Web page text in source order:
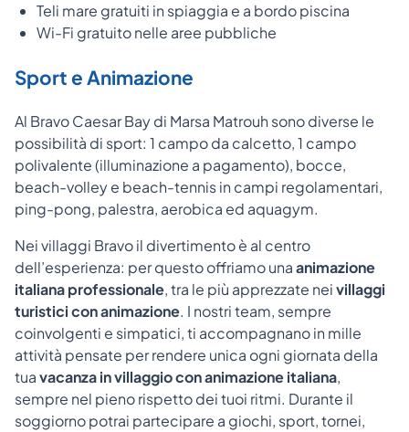
Teli mare gratuiti in spiaggia e a bordo piscina
Wi-Fi gratuito nelle aree pubbliche
Sport e Animazione
Al Bravo Caesar Bay di Marsa Matrouh sono diverse le
possibilità di sport: 1 campo da calcetto, 1 campo
polivalente (illuminazione a pagamento), bocce,
beach-volley e beach-tennis in campi regolamentari,
ping-pong, palestra, aerobica ed aquagym.
Nei villaggi Bravo il divertimento è al centro
dell’esperienza: per questo offriamo unaanimazione
italiana professionale, tra le più apprezzate neivillaggi
turistici con animazione. I nostri team, sempre
coinvolgenti e simpatici, ti accompagnano in mille
attività pensate per rendere unica ogni giornata della
tuavacanza in villaggio con animazione italiana,
sempre nel pieno rispetto dei tuoi ritmi. Durante il
soggiorno potrai partecipare a giochi, sport, tornei,